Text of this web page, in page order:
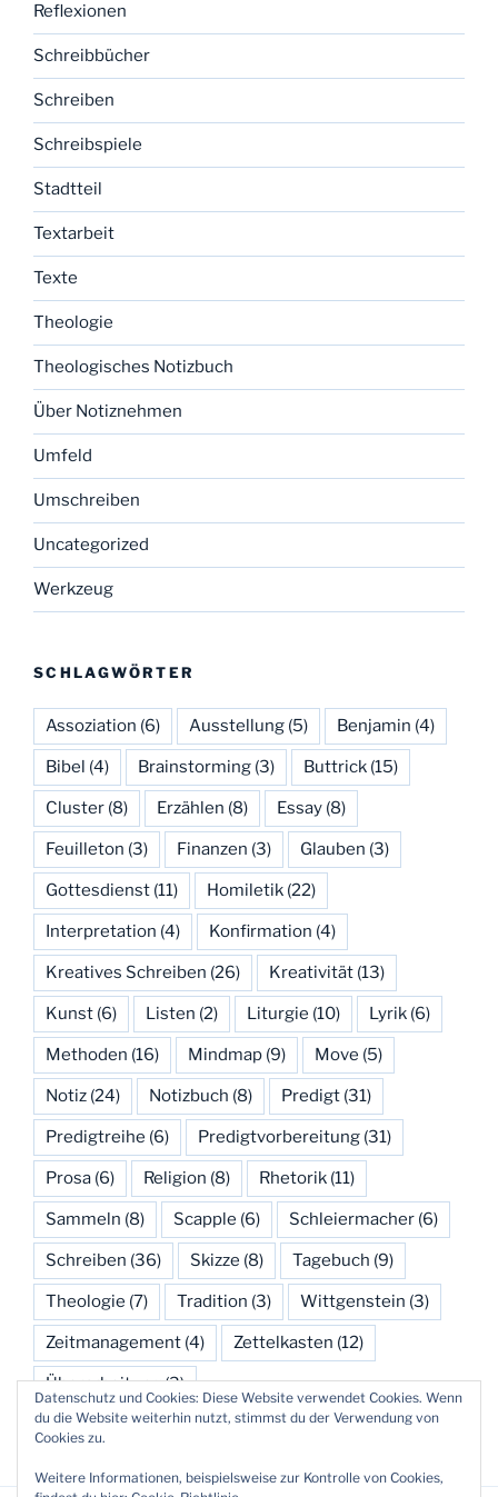
Reflexionen
Schreibbücher
Schreiben
Schreibspiele
Stadtteil
Textarbeit
Texte
Theologie
Theologisches Notizbuch
Über Notiznehmen
Umfeld
Umschreiben
Uncategorized
Werkzeug
SCHLAGWÖRTER
Assoziation (6) Ausstellung (5) Benjamin (4)
Bibel (4) Brainstorming (3) Buttrick (15)
Cluster (8) Erzählen (8) Essay (8)
Feuilleton (3) Finanzen (3) Glauben (3)
Gottesdienst (11) Homiletik (22)
Interpretation (4) Konfirmation (4)
Kreatives Schreiben (26) Kreativität (13)
Kunst (6) Listen (2) Liturgie (10) Lyrik (6)
Methoden (16) Mindmap (9) Move (5)
Notiz (24) Notizbuch (8) Predigt (31)
Predigtreihe (6) Predigtvorbereitung (31)
Prosa (6) Religion (8) Rhetorik (11)
Sammeln (8) Scapple (6) Schleiermacher (6)
Schreiben (36) Skizze (8) Tagebuch (9)
Theologie (7) Tradition (3) Wittgenstein (3)
Zeitmanagement (4) Zettelkasten (12)
Überarbeitung(3)
Datenschutz und Cookies: Diese Website verwendet Cookies. Wenn
du die Website weiterhin nutzt, stimmst du der Verwendung von
Cookies zu.
Weitere Informationen, beispielsweise zur Kontrolle von Cookies,